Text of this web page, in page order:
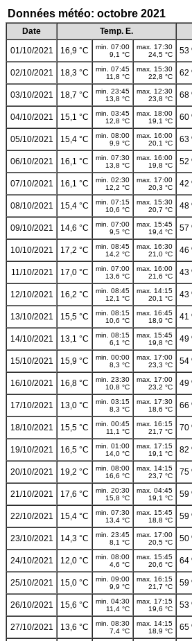
Données météo: octobre 2021
Date Temp. E.
01/10/2021
16,9 °C
min. 07:00
9,1 °C
max. 17:30
24,5 °C
53
02/10/2021 18,3 °C
min. 07:45
11,8 °C
max. 15:30
22,8 °C
62
03/10/2021 18,7 °C
min. 23:45
13,8 °C
max. 12:30
23,8 °C
68
04/10/2021 15,1 °C
min. 03:45
12,8 °C
max. 18:00
19,1 °C
60
05/10/2021 15,4 °C
min. 08:00
9,9 °C
max. 16:00
20,1 °C
63
06/10/2021 16,1 °C
min. 07:30
13,8 °C
max. 16:00
19,8 °C
52
07/10/2021 16,1 °C
min. 02:30
12,2 °C
max. 17:00
20,3 °C
42
08/10/2021 15,4 °C
min. 07:15
10,6 °C
max. 15:30
20,7 °C
48
09/10/2021 14,6 °C
min. 07:00
9,5 °C
max. 15:45
19,4 °C
57
10/10/2021 17,2 °C
min. 08:45
14,2 °C
max. 16:30
21,0 °C
46
11/10/2021 17,0 °C
min. 07:00
13,6 °C
max. 16:00
21,6 °C
43
12/10/2021 16,2 °C
min. 08:45
12,1 °C
max. 14:15
20,1 °C
43
13/10/2021 15,5 °C
min. 08:15
10,6 °C
max. 16:45
18,9 °C
41
14/10/2021 13,1 °C
min. 08:15
6,1 °C
max. 15:45
19,8 °C
49
15/10/2021 15,9 °C
min. 00:00
8,3 °C
max. 17:00
23,3 °C
54
16/10/2021 16,8 °C
min. 23:30
10,8 °C
max. 17:00
23,2 °C
49
17/10/2021 13,0 °C
min. 03:15
8,3 °C
max. 17:30
18,6 °C
66
18/10/2021 15,5 °C
min. 00:45
11,1 °C
max. 16:15
21,7 °C
70
19/10/2021 16,5 °C
min. 01:00
14,0 °C
max. 17:15
19,1 °C
82
20/10/2021 19,2 °C
min. 08:00
16,6 °C
max. 14:15
23,7 °C
75
21/10/2021 17,6 °C
min. 20:30
15,8 °C
max. 04:45
19,1 °C
59
22/10/2021 15,4 °C
min. 07:30
13,4 °C
max. 15:45
18,8 °C
59
23/10/2021 14,3 °C
min. 23:45
8,1 °C
max. 17:00
20,5 °C
50
24/10/2021 12,0 °C
min. 08:00
4,6 °C
max. 15:45
20,6 °C
64
25/10/2021 15,0 °C
min. 09:00
9,9 °C
max. 16:15
21,7 °C
59
26/10/2021 15,6 °C
min. 04:30
11,4 °C
max. 17:15
19,6 °C
53
27/10/2021 13,6 °C
min. 08:30
7,4 °C
max. 14:15
18,9 °C
65